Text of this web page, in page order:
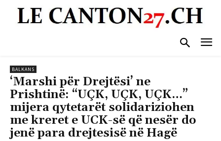
BALKANS
‘Marshi për Drejtësi’ ne
Prishtinë: “UÇK, UÇK, UÇK…”
mijera qytetarët solidariziohen
me kreret e UCK-së që nesër do
jenë para drejtesisë në Hagë